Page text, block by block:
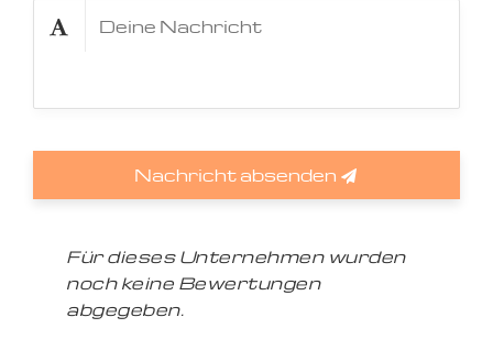
Nachricht absenden
Für dieses Unternehmen wurden
noch keine Bewertungen
abgegeben.